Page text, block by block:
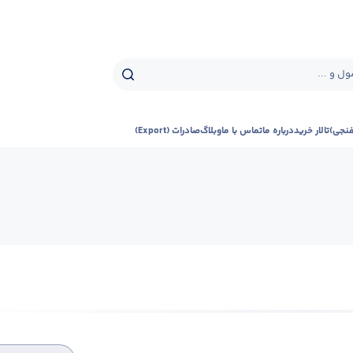
و ...
تالار خریددرباره ماتماس با ماوبلاگصادرات (Export)